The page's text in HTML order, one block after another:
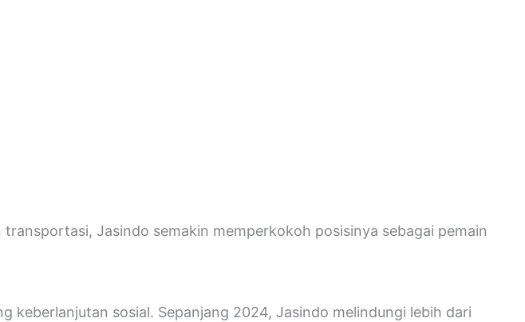
Jasindo semakin memperkokoh posisinya sebagai pemain
keberlanjutan sosial. Sepanjang 2024, Jasindo melindungi lebih dari